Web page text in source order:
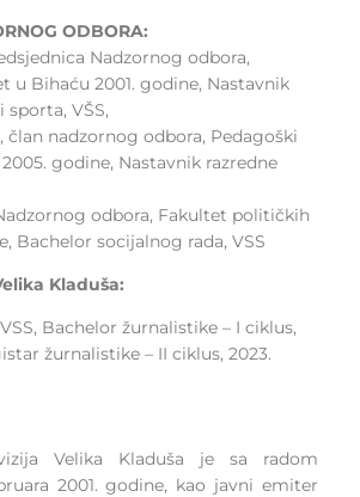
ODBORA:
Nadzornog odbora,
u Bihaću 2001. godine, Nastavnik
VŠS,
član nadzornog odbora, Pedagoški
godine, Nastavnik razredne
odbora, Fakultet političkih
Bachelor socijalnog rada, VSS
Kladuša:
Bachelor žurnalistike – I ciklus,
žurnalistike – II ciklus, 2023.
Velika Kladuša je sa radom
2001. godine, kao javni emiter